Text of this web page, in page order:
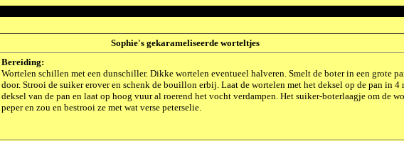
Sophie's gekarameliseerde worteltjes
Bereiding:
Wortelen schillen met een dunschiller. Dikke wortelen eventueel halveren. Smelt de boter in een grote
door. Strooi de suiker erover en schenk de bouillon erbij. Laat de wortelen met het deksel op de pan in
deksel van de pan en laat op hoog vuur al roerend het vocht verdampen. Het suiker-boterlaagje om de
peper en zou en bestrooi ze met wat verse peterselie.